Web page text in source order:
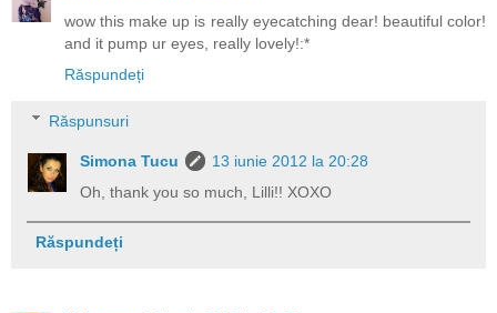
wow this make up is really eyecatching dear! beautiful color!
and it pump ur eyes, really lovely!:*
Răspundeți
Răspunsuri
Simona Tucu
13 iunie 2012 la 20:28
Oh, thank you so much, Lilli!! XOXO
Răspundeți